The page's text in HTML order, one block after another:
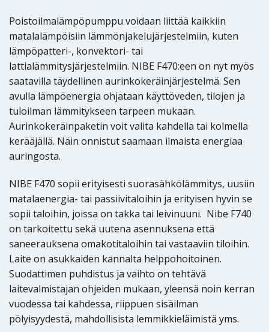
Poistoilmalämpöpumppu voidaan liittää kaikkiin
matalalämpöisiin lämmönjakelujärjestelmiin, kuten
lämpöpatteri-, konvektori- tai
lattialämmitysjärjestelmiin. NIBE F470:een on nyt myös
saatavilla täydellinen aurinkokeräinjärjestelmä. Sen
avulla lämpöenergia ohjataan käyttöveden, tilojen ja
tuloilman lämmitykseen tarpeen mukaan.
Aurinkokeräinpaketin voit valita kahdella tai kolmella
kerääjällä. Näin onnistut saamaan ilmaista energiaa
auringosta.
NIBE F470 sopii erityisesti suorasähkölämmitys, uusiin
matalaenergia- tai passiivitaloihin ja erityisen hyvin se
sopii taloihin, joissa on takka tai leivinuuni. Nibe F740
on tarkoitettu sekä uutena asennuksena että
saneerauksena omakotitaloihin tai vastaaviin tiloihin.
Laite on asukkaiden kannalta helppohoitoinen.
Suodattimen puhdistus ja vaihto on tehtävä
laitevalmistajan ohjeiden mukaan, yleensä noin kerran
vuodessa tai kahdessa, riippuen sisäilman
pölyisyydestä, mahdollisista lemmikkieläimistä yms.